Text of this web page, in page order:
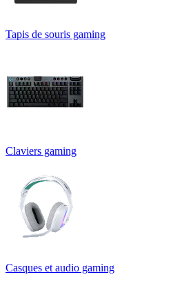
Tapis de souris gaming
Claviers gaming
Casques et audio gaming